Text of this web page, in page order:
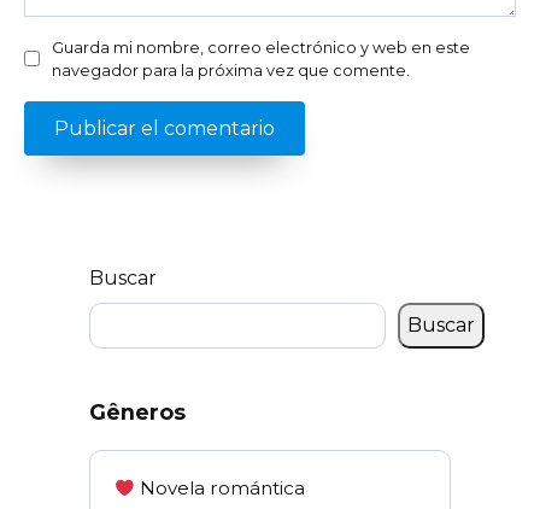
Guarda mi nombre, correo electrónico y web en este
navegador para la próxima vez que comente.
Buscar
Buscar
Gêneros
Novela romántica